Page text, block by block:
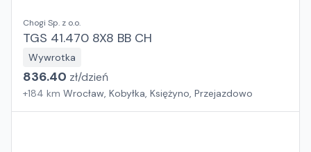
Chogi Sp. z o.o.
TGS 41.470 8X8 BB CH
Wywrotka
836.40 zł/dzień
+184 km Wrocław, Kobyłka, Księżyno, Przejazdowo